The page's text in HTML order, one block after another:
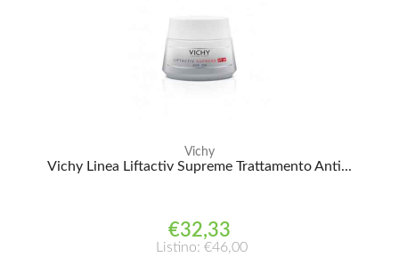
Vichy
Vichy Linea Liftactiv Supreme Trattamento Anti...
€32,33
Listino: €46,00